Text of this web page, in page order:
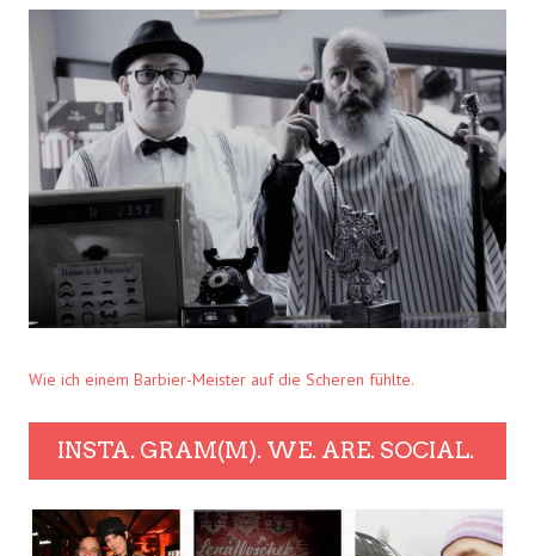
Wie ich einem Barbier-Meister auf die Scheren fühlte.
INSTA. GRAM(M). WE. ARE. SOCIAL.